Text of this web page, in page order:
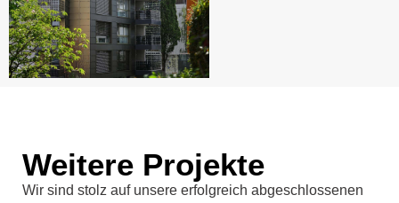
Weitere Projekte
Wir sind stolz auf unsere erfolgreich abgeschlossenen